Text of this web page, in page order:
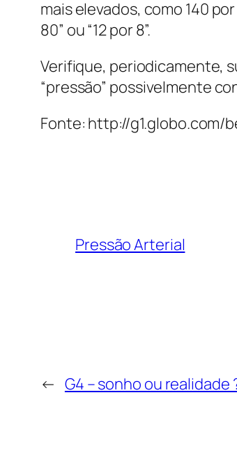
mais elevados, como 140
80” ou “12 por 8”.
Verifique, periodicamente,
“pressão” possivelmente
Fonte: http://
Pressão Arterial
← G4 – sonho ou realidade